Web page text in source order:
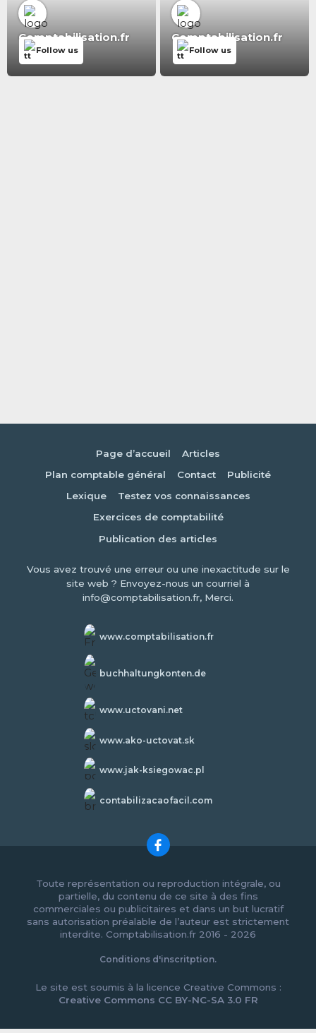
Comptabilisation.fr
Follow us
Comptabilisation.fr
Follow us
Page d’accueil
Articles
Plan comptable général
Contact
Publicité
Lexique
Testez vos connaissances
Exercices de comptabilité
Publication des articles
Vous avez trouvé une erreur ou une inexactitude sur le
site web ? Envoyez-nous un courriel à
info@comptabilisation.fr, Merci.
www.comptabilisation.fr
buchhaltungkonten.de
www.uctovani.net
www.ako-uctovat.sk
www.jak-ksiegowac.pl
contabilizacaofacil.com
Toute représentation ou reproduction intégrale, ou
partielle, du contenu de ce site à des fins
commerciales ou publicitaires et dans un but lucratif
sans autorisation préalable de l’auteur est strictement
interdite. Comptabilisation.fr 2016 - 2026
Conditions d'inscritption.
Le site est soumis à la licence Creative Commons :
Creative Commons CC BY-NC-SA 3.0 FR